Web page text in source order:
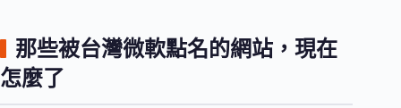
那些被台灣微軟點名的網站，現在
怎麼了